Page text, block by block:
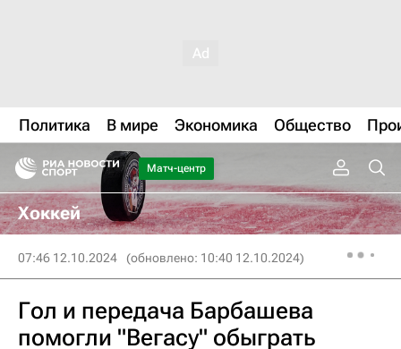
Политика В мире Экономика Общество
Матч-центр
Хоккей
07:46 12.10.2024 (обновлено: 10:40 12.10.2024)
Гол и передача Барбашева
помогли "Вегасу" обыграть